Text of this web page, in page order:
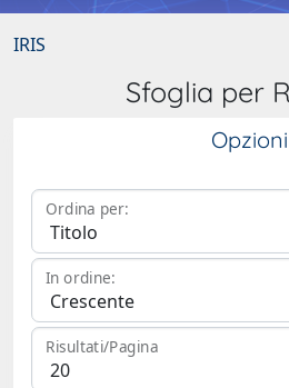
IRIS
Sfoglia per
Opzioni
Ordina per:
In ordine:
Risultati/Pagina